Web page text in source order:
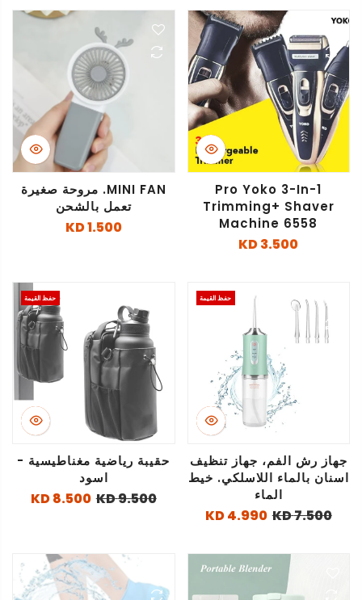
Pro Yoko 3-In-1
Trimming+ Shaver
Machine 6558
3.500 KD
MINI FAN. مروحة صغيرة
تعمل بالشحن
1.500 KD
حفظ القيمة
جهاز رش الفم، جهاز تنظيف
اسنان بالماء اللاسلكي. خيط
الماء
7.500 KD
4.990 KD
حفظ القيمة
حقيبة رياضية مغناطيسية -
اسود
9.500 KD
8.500 KD